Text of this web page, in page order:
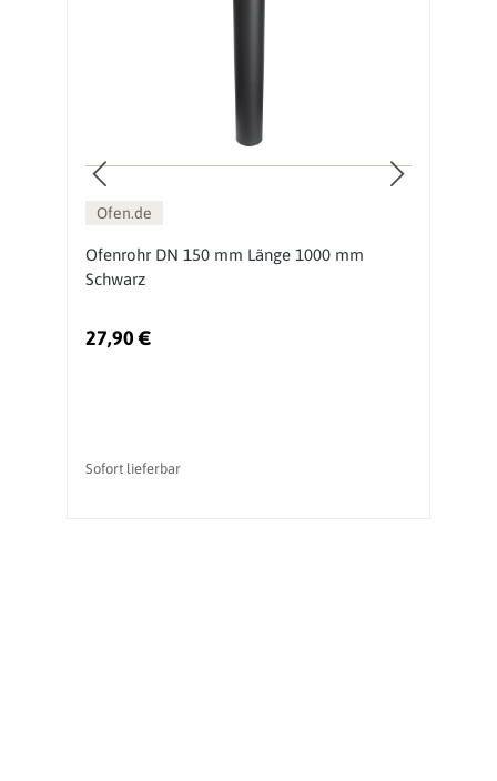
Ofen.de
Ofenrohr DN 150 mm Länge 1000 mm
Schwarz
27,90 €
Sofort lieferbar